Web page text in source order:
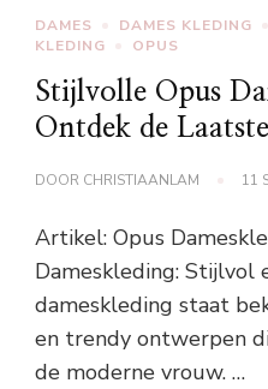
DAMES DAMES KLEDING
KLEDING
OPUS
Stijlvolle Opus
Ontdek de
DOOR CHRISTIAANLAM 11
Artikel: Opus
Dameskleding: Stijlvol
dameskleding staat
en trendy ontwerpen
de moderne vrouw. …